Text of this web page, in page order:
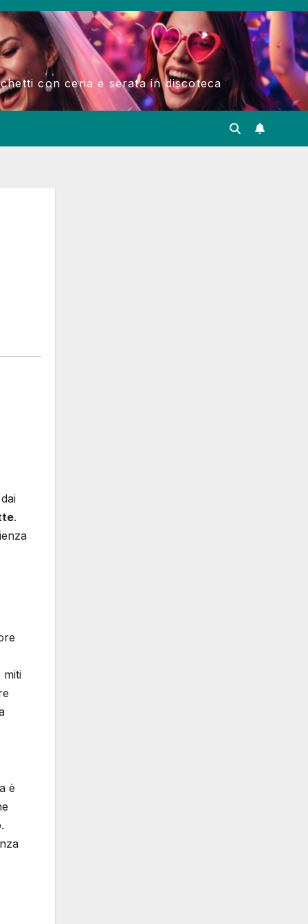
con cena e serata in discoteca
.
miti
è